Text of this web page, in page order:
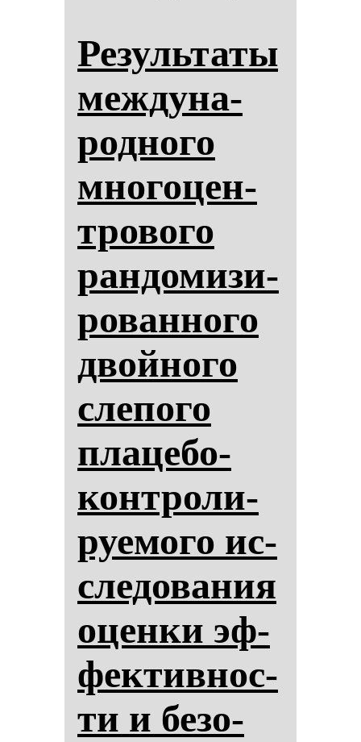
Ре­зуль­та­ты
меж­ду­на­
род­но­го
мно­го­цен­
тро­во­го
ран­до­ми­зи­
ро­ван­но­го
двой­но­го
сле­по­го
пла­це­бо-
кон­тро­ли­
ру­емо­го ис­
сле­до­ва­ния
оцен­ки эф­
фек­тив­нос­
ти и бе­зо­